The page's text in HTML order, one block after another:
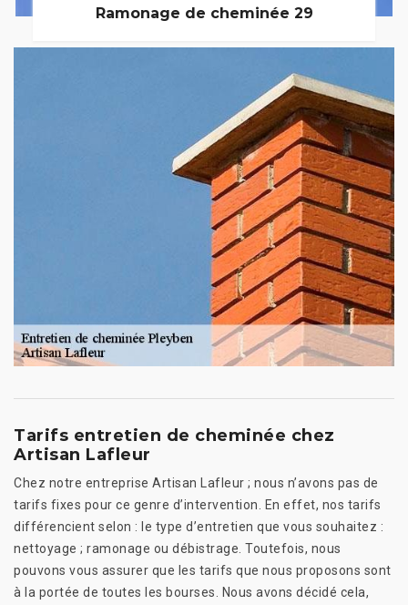
Ramonage de cheminée 29
Tarifs entretien de cheminée chez
Artisan Lafleur
Chez notre entreprise Artisan Lafleur ; nous n’avons pas de
tarifs fixes pour ce genre d’intervention. En effet, nos tarifs
différencient selon : le type d’entretien que vous souhaitez :
nettoyage ; ramonage ou débistrage. Toutefois, nous
pouvons vous assurer que les tarifs que nous proposons sont
à la portée de toutes les bourses. Nous avons décidé cela,